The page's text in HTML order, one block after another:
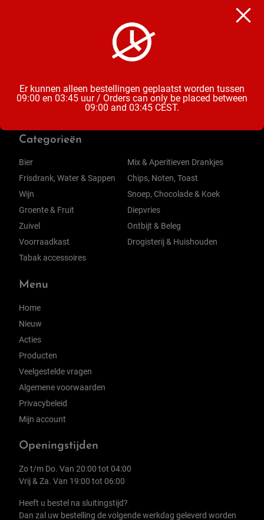
Categorieën
Bier
Frisdrank, Water & Sappen
Wijn
Groente & Fruit
Zuivel
Voorraadkast
Tabak accessoires
Mix & Aperitieven Drankjes
Chips, Noten, Toast
Snoep, Chocolade & Koek
Diepvries
Ontbijt & Beleg
Drogisterij & Huishouden
Menu
Home
Nieuw
Acties
Producten
Veelgestelde vragen
Algemene voorwaarden
Privacybeleid
Mijn account
Openingstijden
Zo t/m Do. Van 20:00 tot 04:00
Vrij & Za. Van 19:00 tot 06:00
Heeft u bestel na sluitingstijd?
Dan zal uw bestelling de volgende werkdag geleverd worden
Er kunnen alleen bestellingen geplaatst worden tussen
09:00 en 03:45 uur / Orders can only be placed between
09:00 and 03:45 CEST.